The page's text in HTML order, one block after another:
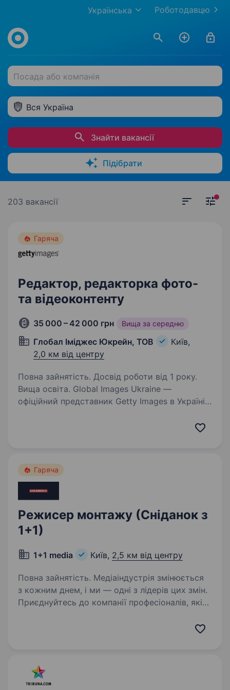
Роботодавцю
Українська
Посада або компанія
Вся Україна
Знайти вакансії
Підібрати
203 вакансії
Гаряча
Редактор, редакторка фото-
та відеоконтенту
35 000 – 42 000 грн Вища за середню
Глобал Іміджес Юкрейн, ТОВ
Київ,
2,0 км від центру
Повна зайнятість. Досвід роботи від 1 року.
Вища освіта. Global Images Ukraine —
офіційний представник Getty Images в Україні.
Гаряча
Режисер монтажу (Сніданок з
1+1)
1+1 media Київ, 2,5 км від центру
Повна зайнятість. Медіаіндустрія змінюється
з кожним днем, і ми — одні з лідерів цих змін.
Приєднуйтесь до компанії професіоналів, які